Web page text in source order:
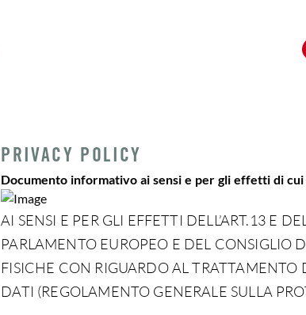
PRIVACY POLICY
Documento informativo ai sensi e per gli effetti di cui
AI SENSI E PER GLI EFFETTI DELL’ART.13 E
PARLAMENTO EUROPEO E DEL CONSIGLIO
FISICHE CON RIGUARDO AL
DATI (REGOLAMENTO GENERALE SULLA